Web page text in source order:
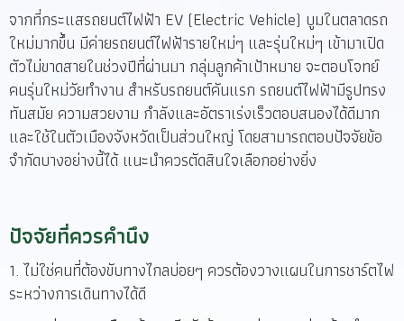
จากที่กระแสรถยนต์ไฟฟ้า EV (Electric Vehicle) บูมในตลาดรถ
ใหม่มากขึ้น มีค่ายรถยนต์ไฟฟ้ารายใหม่ๆ และรุ่นใหม่ๆ เข้ามาเปิด
ตัวไม่ขาดสายในช่วงปีที่ผ่านมา กลุ่มลูกค้าเป้าหมาย จะตอบโจทย์
คนรุ่นใหม่วัยทำงาน สำหรับรถยนต์คันแรก รถยนต์ไฟฟ้ามีรูปทรง
ทันสมัย ความสวยงาม กำลังและอัตราเร่งเร็วตอบสนองได้ดีมาก
และใช้ในตัวเมืองจังหวัดเป็นส่วนใหญ่ โดยสามารถตอบปัจจัยข้อ
จำกัดบางอย่างนี้ได้ แนะนำควรตัดสินใจเลือกอย่างยิ่ง
ปัจจัยที่ควรคำนึง
1. ไม่ใช่คนที่ต้องขับทางไกลบ่อยๆ ควรต้องวางแผนในการชาร์ตไฟ
ระหว่างการเดินทางได้ดี